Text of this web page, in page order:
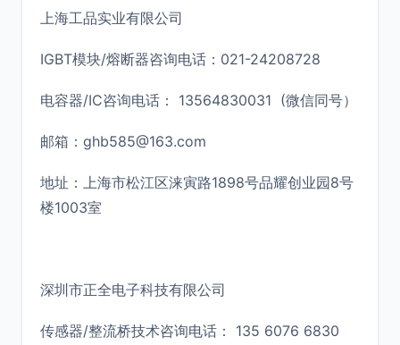
上海工品实业有限公司
IGBT模块/熔断器咨询电话：021-24208728
电容器/IC咨询电话： 13564830031 (微信同号）
邮箱：ghb585@163.com
地址：上海市松江区涞寅路1898号品耀创业园8号
楼1003室
深圳市正全电子科技有限公司
传感器/整流桥技术咨询电话： 135 6076 6830